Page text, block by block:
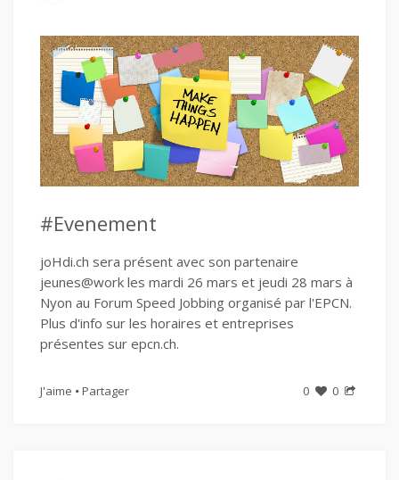
#Evenement
joHdi.ch sera présent avec son partenaire
jeunes@work les mardi 26 mars et jeudi 28 mars à
Nyon au Forum Speed Jobbing organisé par l'EPCN.
Plus d'info sur les horaires et entreprises
présentes sur epcn.ch.
J'aime Partager 0 0